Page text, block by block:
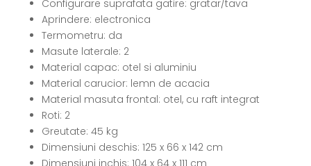
Configurare suprafata gatire: gratar/tava
Aprindere: electronica
Termometru: da
Masute laterale: 2
Material capac: otel si aluminiu
Material carucior: lemn de acacia
Material masuta frontal: otel, cu raft integrat
Roti: 2
Greutate: 45 kg
Dimensiuni deschis: 125 x 66 x 142 cm
Dimensiuni inchis: 104 x 64 x 111 cm